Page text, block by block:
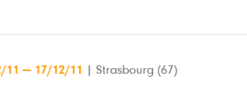
11 — 17/12/11 Strasbourg (67)